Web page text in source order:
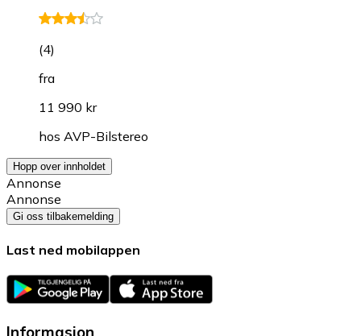
(4)
fra
11 990 kr
hos AVP-Bilstereo
Hopp over innholdet
Annonse
Annonse
Gi oss tilbakemelding
Last ned mobilappen
Informasjon